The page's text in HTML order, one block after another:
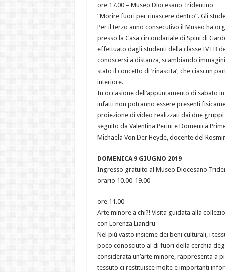
ore 17.00 – Museo Diocesano Tridentino
“Morire fuori per rinascere dentro”. Gli
Per il terzo anno consecutivo il Museo ha
presso la Casa circondariale di Spini di
effettuato dagli studenti della classe IV EB
conoscersi a distanza, scambiando
stato il concetto di ‘rinascita’, che ciascun
interiore.
In occasione dell’appuntamento di sabato
infatti non potranno essere presenti
proiezione di video realizzati dai due
seguito da Valentina Perini e Domenica
Michaela Von Der Heyde, docente del
DOMENICA 9 GIUGNO 2019
Ingresso gratuito al Museo Diocesano
orario 10.00-19.00
ore 11.00
Arte minore a chi?! Visita guidata alla
con Lorenza Liandru
Nel più vasto insieme dei beni culturali, i
poco conosciuto al di fuori della cerchia
considerata un’arte minore, rappresenta a
tessuto ci restituisce molte e importanti